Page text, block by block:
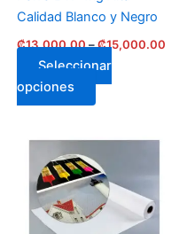
Calidad Blanco y Negro
₡13,000.00–₡15,000.00
Seleccionar
opciones
chosen
on
the
product
page
₡27,500.00
₡55,000.00